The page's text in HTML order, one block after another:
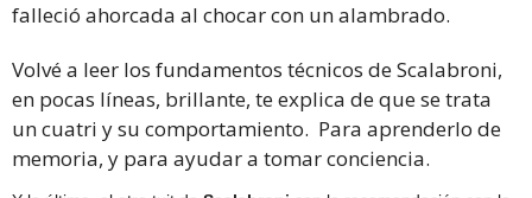
falleció ahorcada al chocar con un alambrado.
Volvé a leer los fundamentos técnicos de Scalabroni,
en pocas líneas, brillante, te explica de que se trata
un cuatri y su comportamiento. Para aprenderlo de
memoria, y para ayudar a tomar conciencia.